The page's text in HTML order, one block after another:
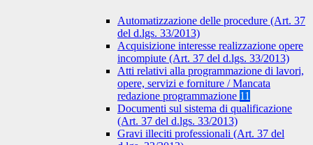
Automatizzazione delle procedure (Art. 37
del d.lgs. 33/2013)
Acquisizione interesse realizzazione opere
incompiute (Art. 37 del d.lgs. 33/2013)
Atti relativi alla programmazione di lavori,
opere, servizi e forniture / Mancata
redazione programmazione 11
Documenti sul sistema di qualificazione
(Art. 37 del d.lgs. 33/2013)
Gravi illeciti professionali (Art. 37 del